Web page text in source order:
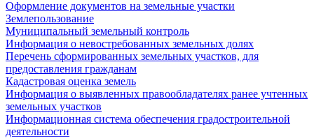
Оформление документов на земельные участки
Землепользование
Муниципальный земельный контроль
Информация о невостребованных земельных долях
Перечень сформированных земельных участков, для
предоставления гражданам
Кадастровая оценка земель
Информация о выявленных правообладателях ранее учтенных
земельных участков
Информационная система обеспечения градостроительной
деятельности